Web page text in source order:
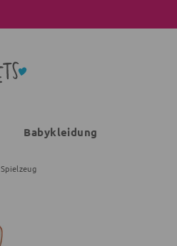
Babykleidung
Spielzeug